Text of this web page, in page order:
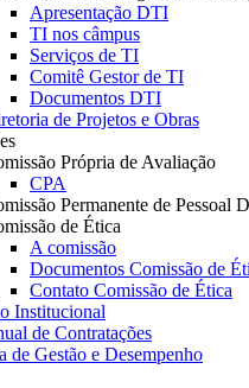
Apresentação DTI
TI nos câmpus
Serviços de TI
Comitê Gestor de TI
Documentos DTI
de Projetos e Obras
Própria de Avaliação
CPA
Permanente de Pessoal
de Ética
A comissão
Documentos Comissão de
Contato Comissão de Ética
Institucional
de Contratações
de Gestão e Desempenho